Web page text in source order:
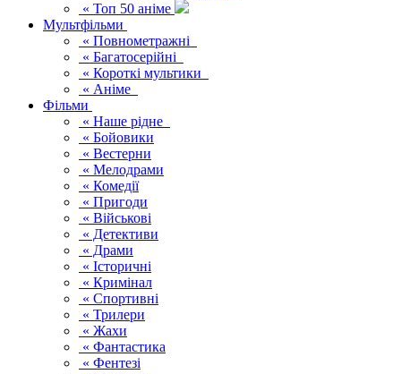
« Топ 50 аніме
Мультфільми
« Повнометражні
« Багатосерійні
« Короткі мультики
« Аніме
Фільми
« Наше рідне
« Бойовики
« Вестерни
« Мелодрами
« Комедії
« Пригоди
« Військові
« Детективи
« Драми
« Історичні
« Кримінал
« Спортивні
« Трилери
« Жахи
« Фантастика
« Фентезі